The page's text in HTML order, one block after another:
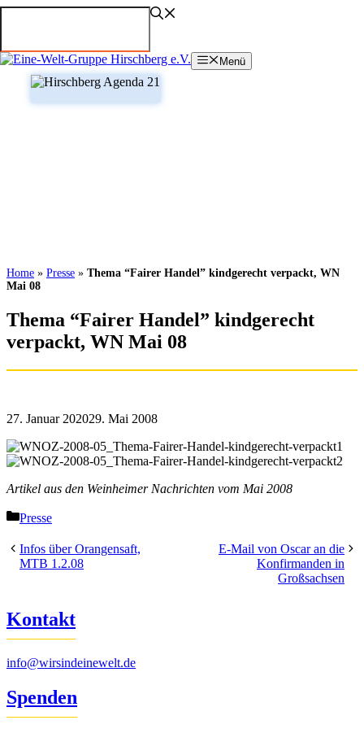
Zum
Menü
Home » Presse » Thema “Fairer Handel” kindgerecht verpackt, WN
Mai 08
Thema “Fairer Handel” kindgerecht
verpackt, WN Mai 08
27. Januar 202029. Mai 2008
Artikel aus den Weinheimer Nachrichten vom Mai 2008
Kategorien
Presse
Infos über Orangensaft,
MTB 1.2.08
E-Mail von Oscar an die
Konfirmanden in
Großsachsen
Kontakt
info@wirsindeinewelt.de
Spenden